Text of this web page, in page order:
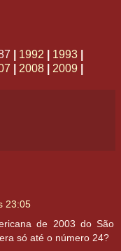
1992 1993
2008 2009
23:05
de 2003 do São
só até o número 24?